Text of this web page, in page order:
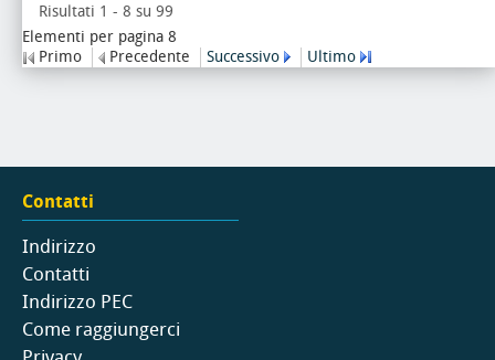
Risultati 1 - 8 su 99
Elementi per pagina 8
Primo
Precedente Successivo Ultimo
Contatti
Indirizzo
Contatti
Indirizzo PEC
Come raggiungerci